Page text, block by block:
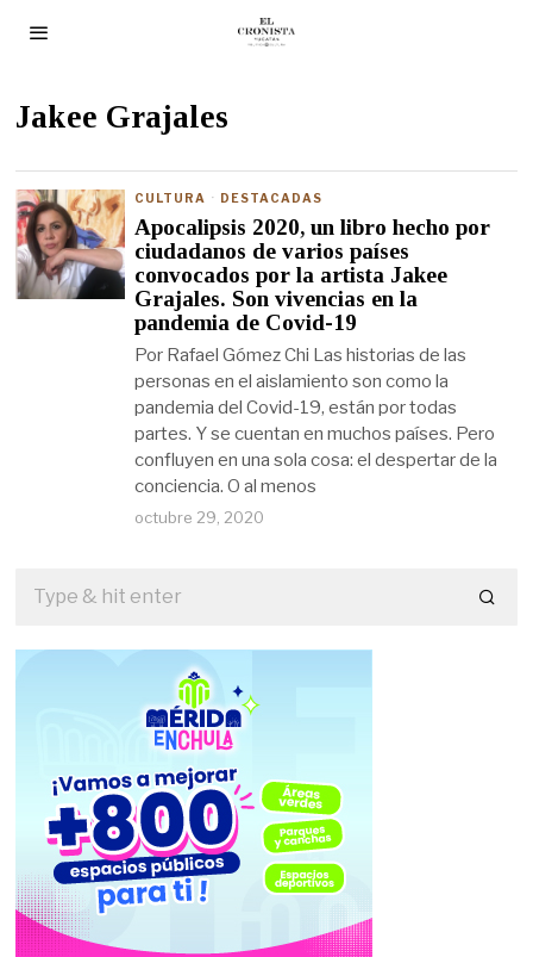
Jakee Grajales
CULTURA · DESTACADAS
Apocalipsis 2020, un libro hecho por
ciudadanos de varios países
convocados por la artista Jakee
Grajales. Son vivencias en la
pandemia de Covid-19
Por Rafael Gómez Chi Las historias de las
personas en el aislamiento son como la
pandemia del Covid-19, están por todas
partes. Y se cuentan en muchos países. Pero
confluyen en una sola cosa: el despertar de la
conciencia. O al menos
octubre 29, 2020